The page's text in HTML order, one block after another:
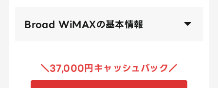
Broad WiMAXの基本情報
＼37,000円キャッシュバック／